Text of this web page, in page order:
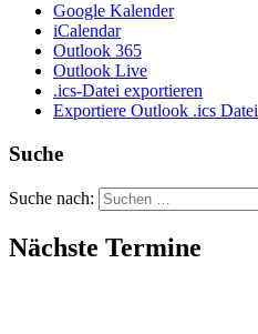
Google Kalender
iCalendar
Outlook 365
Outlook Live
.ics-Datei exportieren
Exportiere Outlook .ics Datei
Suche
Suche nach:
Nächste Termine